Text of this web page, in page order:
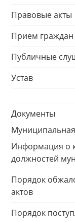
Правовые акты
Прием граждан
Публичные
Устав
Документы
Информация о
должностей
Порядок
актов
Порядок